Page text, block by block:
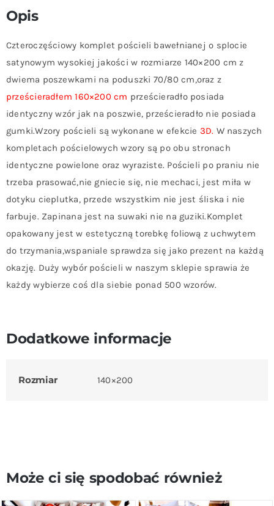
Opis
Czteroczęściowy komplet pościeli bawełnianej o splocie
satynowym wysokiej jakości w rozmiarze 140×200 cm z
dwiema poszewkami na poduszki 70/80 cm,oraz z
prześcieradłem 160×200 cm prześcieradło posiada
identyczny wzór jak na poszwie, prześcieradło nie posiada
gumki.Wzory pościeli są wykonane w efekcie 3D. W naszych
kompletach pościelowych wzory są po obu stronach
identyczne powielone oraz wyraziste. Pościeli po praniu nie
trzeba prasować,nie gniecie się, nie mechaci, jest miła w
dotyku cieplutka, przede wszystkim nie jest śliska i nie
farbuje. Zapinana jest na suwaki nie na guziki.Komplet
opakowany jest w estetyczną torebkę foliową z uchwytem
do trzymania,wspaniale sprawdza się jako prezent na każdą
okazję. Duży wybór pościeli w naszym sklepie sprawia że
każdy wybierze coś dla siebie ponad 500 wzorów.
Dodatkowe informacje
Rozmiar 140×200
Może ci się spodobać również